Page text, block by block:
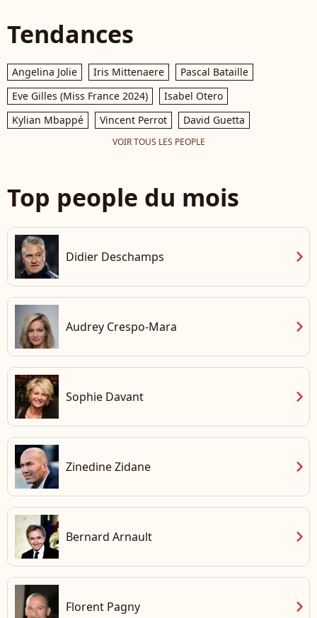
Tendances
Angelina Jolie Iris Mittenaere
Pascal Bataille
Eve Gilles (Miss France 2024)
Isabel Otero
Kylian Mbappé
Vincent Perrot David Guetta
VOIR TOUS LES PEOPLE
Top people du mois
Didier Deschamps chevron_right
Audrey Crespo-Mara chevron_right
Sophie Davant chevron_right
Zinedine Zidane chevron_right
Bernard Arnault chevron_right
Florent Pagny chevron_right